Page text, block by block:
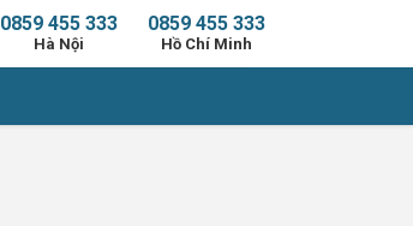
0859 455 333
Hồ Chí Minh
0859 455 333
Hà Nội